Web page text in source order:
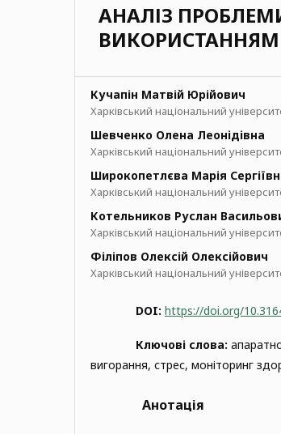
АНАЛІЗ
ВИКОРИСТАННЯМ
Кучапін Матвій Юрійович
Харківський національний
Шевченко Олена Леонідівна
Харківський національний
Широкопетлєва Марія
Харківський національний
Котельников Руслан
Харківський національний
Філіпов Олексій Олексійович
Харківський національний
DOI: https://doi.org/
Ключові слова:
вигорання, стрес, моніторинг
Анотація